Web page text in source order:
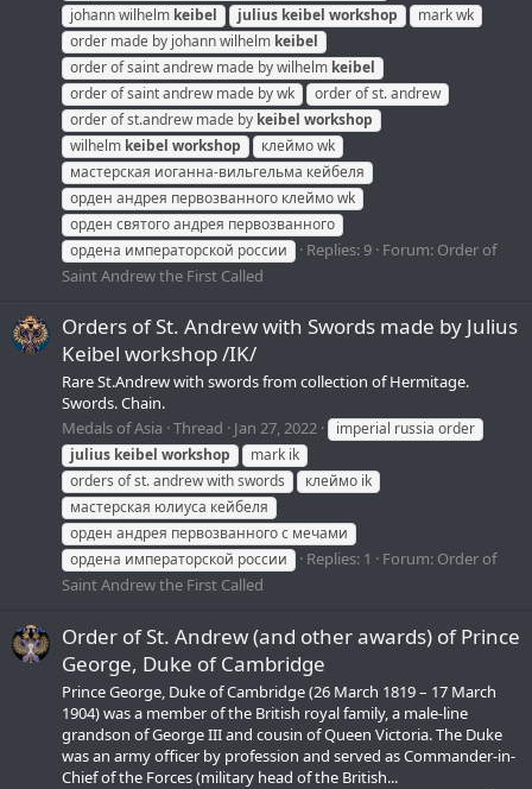
johann wilhelm keibel julius keibel workshop
mark wk
order made by johann wilhelm keibel
order of saint andrew made by wilhelm keibel
order of saint andrew made by wk
order of st. andrew
order of st.andrew made by keibel workshop
wilhelm keibel workshop
клеймо wk
мастерская иоганна-вильгельма кейбеля
орден андрея первозванного клеймо wk
орден святого андрея первозванного
ордена императорской россии
Replies: 9 Forum: Order of
Saint Andrew the First Called
Orders of St. Andrew with Swords made by Julius
Keibel workshop /IK/
Rare St.Andrew with swords from collection of Hermitage.
Swords. Chain.
Medals of Asia Thread Jan 27, 2022
imperial russia order
julius keibel workshop
mark ik
orders of st. andrew with swords
клеймо ik
мастерская юлиуса кейбеля
орден андрея первозванного с мечами
ордена императорской россии
Replies: 1 Forum: Order of
Saint Andrew the First Called
Order of St. Andrew (and other awards) of Prince
George, Duke of Cambridge
Prince George, Duke of Cambridge (26 March 1819 – 17 March
1904) was a member of the British royal family, a male-line
grandson of George III and cousin of Queen Victoria. The Duke
was an army officer by profession and served as Commander-in-
Chief of the Forces (military head of the British...